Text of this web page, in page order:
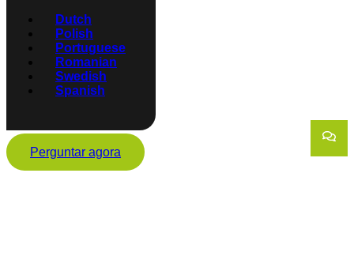
Dutch
Polish
Portuguese
Romanian
Swedish
Spanish
Perguntar agora